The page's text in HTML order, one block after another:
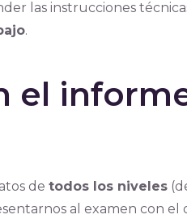
las instrucciones
.
el
de todos los niveles
al examen con el